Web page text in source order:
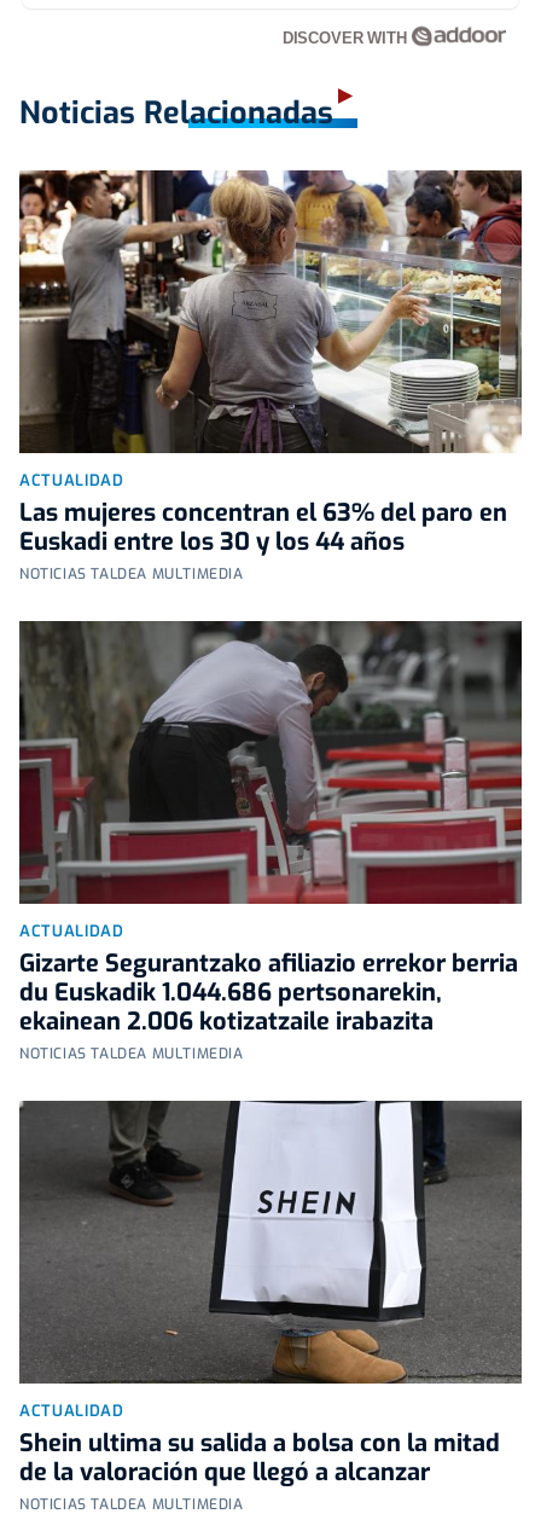
DISCOVER WITH
Noticias Relacionadas
ACTUALIDAD
Las mujeres concentran el 63% del paro en
Euskadi entre los 30 y los 44 años
NOTICIAS TALDEA MULTIMEDIA
ACTUALIDAD
Gizarte Segurantzako afiliazio errekor berria
du Euskadik 1.044.686 pertsonarekin,
ekainean 2.006 kotizatzaile irabazita
NOTICIAS TALDEA MULTIMEDIA
ACTUALIDAD
Shein ultima su salida a bolsa con la mitad
de la valoración que llegó a alcanzar
NOTICIAS TALDEA MULTIMEDIA